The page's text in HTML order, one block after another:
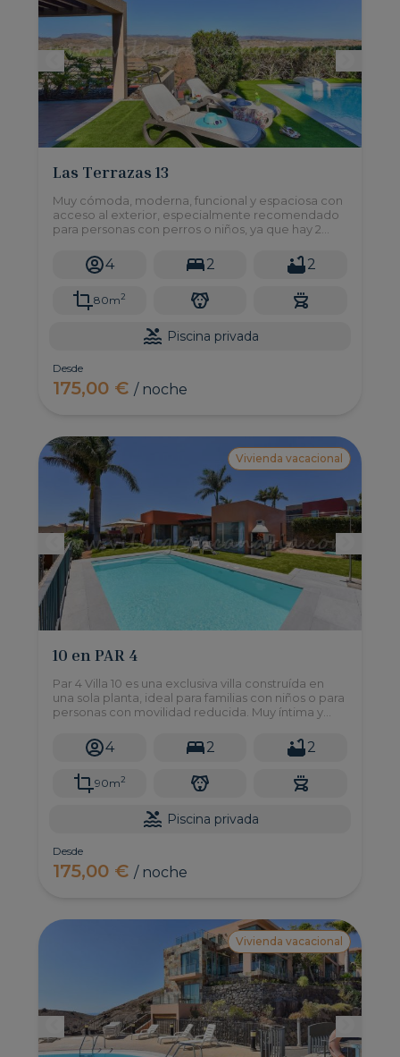
Las Terrazas 13
Muy cómoda, moderna, funcional y espaciosa con
acceso al exterior, especialmente recomendado
para personas con perros o niños, ya que hay 2
con vistas fabulosas y un pequeño jardín.
4 2 2
80m2
Piscina privada
Desde
175,00 €/ noche
Vivienda vacacional
10 en PAR 4
Par 4 Villa 10 es una exclusiva villa construída en
una sola planta, ideal para familias con niños o para
personas con movilidad reducida. Muy íntima y
la playa de Maspalomas.
4 2 2
90m2
Piscina privada
Desde
175,00 €/ noche
Vivienda vacacional